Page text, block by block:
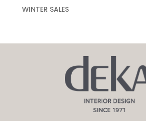
WINTER SALES